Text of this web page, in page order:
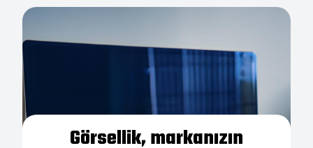
Görsellik, markanızın